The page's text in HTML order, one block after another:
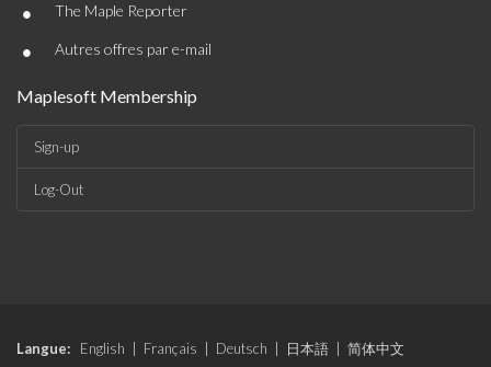
• The Maple Reporter
• Autres offres par e-mail
Maplesoft Membership
Sign-up
Log-Out
Langue: English Français Deutsch 日本語
简体中文